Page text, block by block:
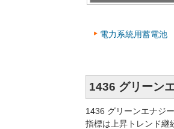
電力系統用蓄電池
1436 グリーン
1436 グリーンエナジ
指標は上昇トレンド継